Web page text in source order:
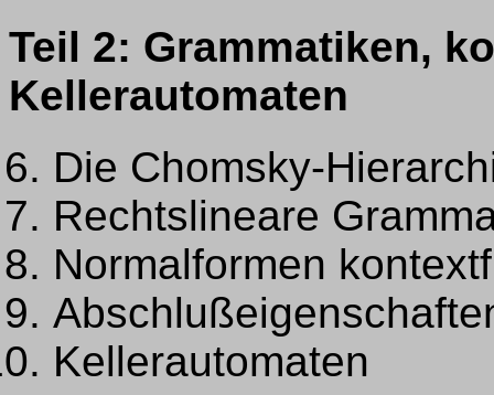
Teil 2: Grammatiken,
Kellerautomaten
Die Chomsky-
Rechtslineare
Normalformen
Kellerautomaten